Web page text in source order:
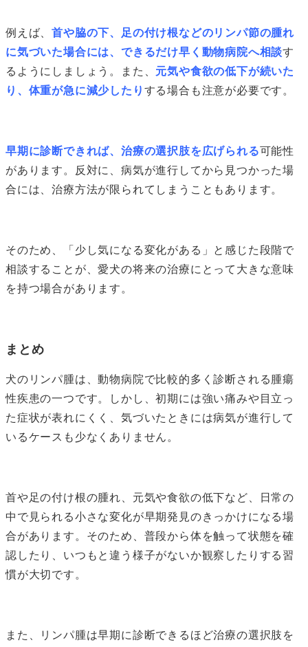
例えば、首や脇の下、足の付け根などのリンパ節の腫れ
に気づいた場合には、できるだけ早く動物病院へ相談す
るようにしましょう。また、 元気や食欲の低下が続いた
り、体重が急に減少したり する場合も注意が必要です。
早期に診断できれば、治療の選択肢を広げられる可能性
があります。反対に、病気が進行してから見つかった場
合には、治療方法が限られてしまうこともあります。
そのため、「少し気になる変化がある」と感じた段階で
相談することが、愛犬の将来の治療にとって大きな意味
を持つ場合があります。
まとめ
犬のリンパ腫は、動物病院で比較的多く診断される腫瘍
性疾患の一つです。しかし、初期には強い痛みや目立っ
た症状が表れにくく、気づいたときには病気が進行して
いるケースも少なくありません。
首や足の付け根の腫れ、元気や食欲の低下など、日常の
中で見られる小さな変化が早期発見のきっかけになる場
合があります。そのため、普段から体を触って状態を確
認したり、いつもと違う様子がないか観察したりする習
慣が大切です。
また、リンパ腫は早期に診断できるほど治療の選択肢を